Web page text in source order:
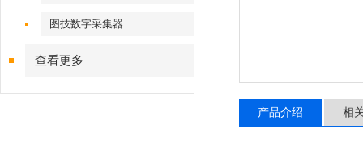
图技数字采集器
查看更多
产品介绍 相